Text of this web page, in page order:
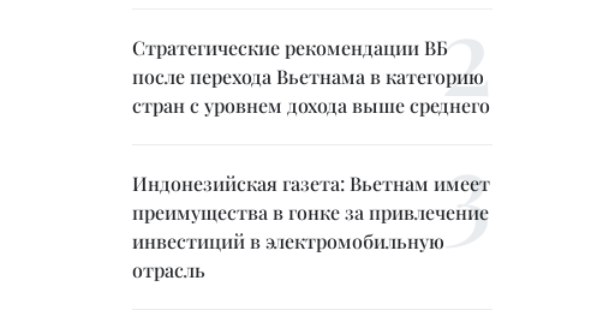
Стратегические рекомендации ВБ
после перехода Вьетнама в категорию
стран с уровнем дохода выше среднего
Индонезийская газета: Вьетнам имеет
преимущества в гонке за привлечение
инвестиций в электромобильную
отрасль